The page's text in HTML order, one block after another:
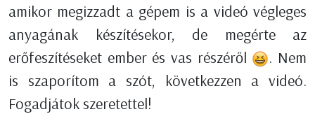
amikor megizzadt a gépem is a videó végleges
anyagának készítésekor, de megérte az
erőfeszítéseket ember és vas részéről
. Nem
is szaporítom a szót, következzen a videó.
Fogadjátok szeretettel!